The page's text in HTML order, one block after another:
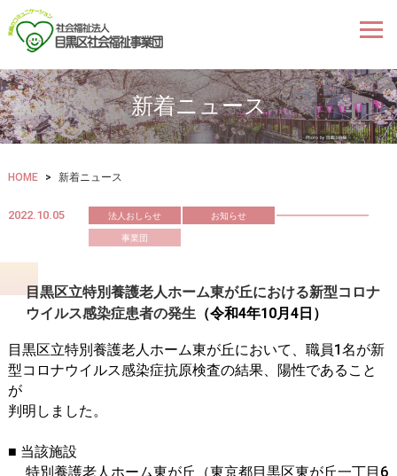
新着ニュース
HOME > 新着ニュース
2022.10.05 法人おしらせ
お知らせ
事業団
目黒区立特別養護老人ホーム東が丘における新型コロナ
ウイルス感染症患者の発生（令和4年10月4日 ）
目黒区立特別養護老人ホーム東が丘において 、職員1名が新
型コロナウイルス感染症抗原検査の結果、陽性であること
が
判明しました。
​■ 当該施設
特別養護老人ホーム東が丘（東京都目黒区東が丘一丁目6